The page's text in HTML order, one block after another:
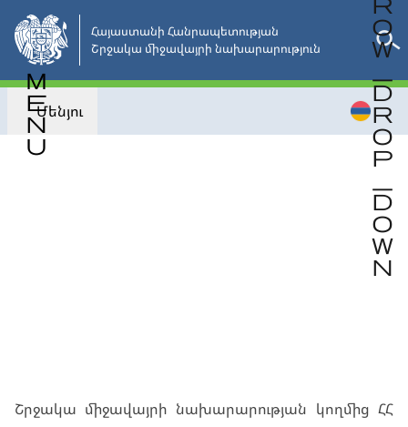
Անցնել
հիմնական
բովանդակությանը
Հայաստանի Հանրապետության
Շրջակա միջավայրի նախարարություն
Մենյու
Շրջակա միջավայրի նախարարության կողմից ՀՀ